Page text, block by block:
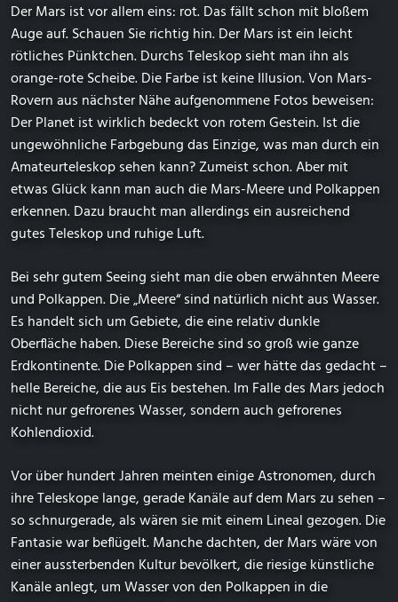
Der Mars ist vor allem eins: rot. Das fällt schon mit bloßem
Auge auf. Schauen Sie richtig hin. Der Mars ist ein leicht
rötliches Pünktchen. Durchs Teleskop sieht man ihn als
orange-rote Scheibe. Die Farbe ist keine Illusion. Von Mars-
Rovern aus nächster Nähe aufgenommene Fotos beweisen:
Der Planet ist wirklich bedeckt von rotem Gestein. Ist die
ungewöhnliche Farbgebung das Einzige, was man durch ein
Amateurteleskop sehen kann? Zumeist schon. Aber mit
etwas Glück kann man auch die Mars-Meere und Polkappen
erkennen. Dazu braucht man allerdings ein ausreichend
gutes Teleskop und ruhige Luft.
Bei sehr gutem Seeing sieht man die oben erwähnten Meere
und Polkappen. Die „Meere“ sind natürlich nicht aus Wasser.
Es handelt sich um Gebiete, die eine relativ dunkle
Oberfläche haben. Diese Bereiche sind so groß wie ganze
Erdkontinente. Die Polkappen sind – wer hätte das gedacht –
helle Bereiche, die aus Eis bestehen. Im Falle des Mars jedoch
nicht nur gefrorenes Wasser, sondern auch gefrorenes
Kohlendioxid.
Vor über hundert Jahren meinten einige Astronomen, durch
ihre Teleskope lange, gerade Kanäle auf dem Mars zu sehen –
so schnurgerade, als wären sie mit einem Lineal gezogen. Die
Fantasie war beflügelt. Manche dachten, der Mars wäre von
einer aussterbenden Kultur bevölkert, die riesige künstliche
Kanäle anlegt, um Wasser von den Polkappen in die